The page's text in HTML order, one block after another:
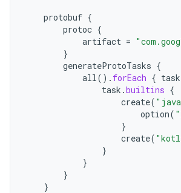
protobuf {
protoc {
artifact =
}
generateProtoTasks {
all(). forEach { task
task .builtins {
create(
option(
}
create(
}
}
}
}